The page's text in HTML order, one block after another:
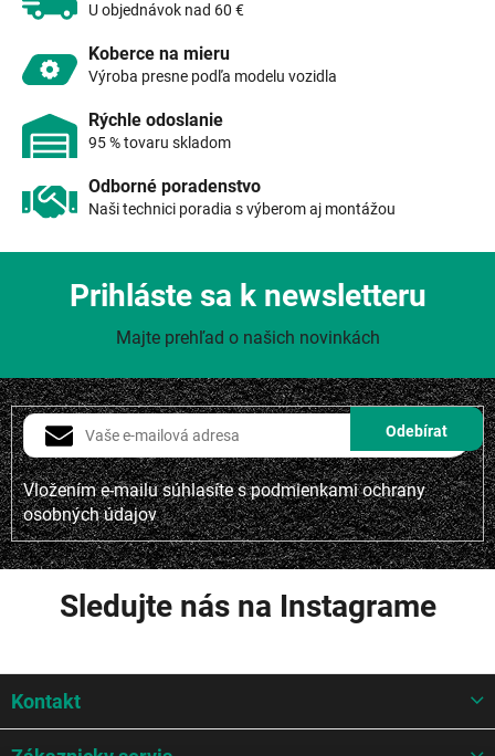
v
U objednávok nad 60 €
Koberce na mieru
Výroba presne podľa modelu vozidla
Rýchle odoslanie
95 % tovaru skladom
Odborné poradenstvo
Naši technici poradia s výberom aj montážou
Vložením e-mailu súhlasíte spodmienkami ochrany
osobných údajov
Prihláste sa k newsletteru
Majte prehľad o našich novinkách
Sledujte nás na Instagrame
p
Kontakt